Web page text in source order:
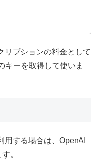
リプションの料金として
キーを取得して使いま
用する場合は、OpenAI
。